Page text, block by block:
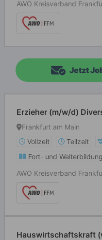
AWO Kreisverband
Jetzt
Erzieher (m/w/d)
Frankfurt am Main
Vollzeit
Teilzeit
Fort- und Weiterbildung
AWO Kreisverband
Hauswirtschaftskraft